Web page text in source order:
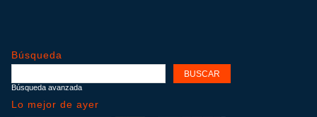
Búsqueda
Búsqueda avanzada
Lo mejor de ayer